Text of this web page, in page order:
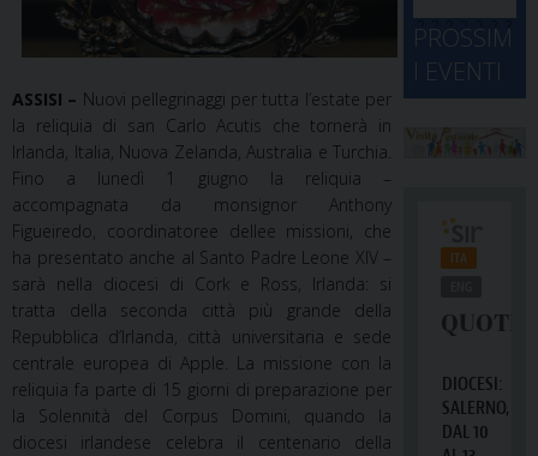
ASSISI – Nuovi pellegrinaggi per tutta l’estate per
la reliquia di san Carlo Acutis che tornerà in
Irlanda, Italia, Nuova Zelanda, Australia e Turchia.
Fino a lunedì 1 giugno la reliquia –
accompagnata da monsignor Anthony
Figueiredo, coordinatoree dellee missioni, che
ha presentato anche al Santo Padre Leone XIV –
sarà nella diocesi di Cork e Ross, Irlanda: si
tratta della seconda città più grande della
Repubblica d’Irlanda, città universitaria e sede
centrale europea di Apple. La missione con la
reliquia fa parte di 15 giorni di preparazione per
la Solennità del Corpus Domini, quando la
diocesi irlandese celebra il centenario della
2
4
2
5
2
6
2
7
2
8
2
9
3
0
3
1 1 2 3 4 5 6
PROSSIM
I EVENTI